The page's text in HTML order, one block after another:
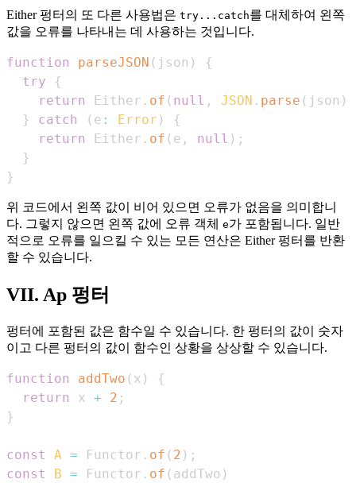
Either 펑터의 또 다른 사용법은 try...catch를 대체하여 왼쪽
값을 오류를 나타내는 데 사용하는 것입니다.
function parseJSON ( json )
{
try
{
return
Either . of ( null , JSON . parse ( json )
}
catch ( e : Error )
{
return
Either . of ( e , null ) ;
}
}
위 코드에서 왼쪽 값이 비어 있으면 오류가 없음을 의미합니
다. 그렇지 않으면 왼쪽 값에 오류 객체 e가 포함됩니다. 일반
적으로 오류를 일으킬 수 있는 모든 연산은 Either 펑터를 반환
할 수 있습니다.
VII. Ap 펑터
펑터에 포함된 값은 함수일 수 있습니다. 한 펑터의 값이 숫자
이고 다른 펑터의 값이 함수인 상황을 상상할 수 있습니다.
function addTwo ( x )
{
return
x + 2 ;
}
const A = Functor . of ( 2 ) ;
const
B = Functor . of ( addTwo )